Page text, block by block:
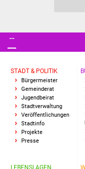
STADT & POLITIK
Bürgermeister
Gemeinderat
Jugendbeirat
Stadtverwaltung
Veröffentlichungen
Stadtinfo
Projekte
Presse
LEBENSLAGEN